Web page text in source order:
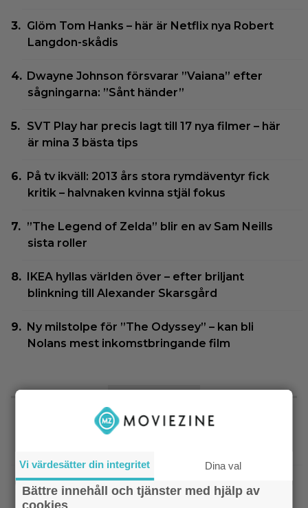
Glöm Tom Hanks – här är Netflix nya Robert
Langdon-skådis
Dwayne Johnson försvarar ”Vaiana” efter
sågningarna: ”Sånt händer”
SVT Play har precis lagt till 17 nya filmer – här
är mina 3 bästa tips
På tv ikväll: 2013 års stora rymdäventyr fick
kritik – halvnaken kvinna stjäl fokus
”The Legend of Zelda” blir en av Sam Neills
sista roller
IKEA hyllas världen över – efter briljant
blinkning till Alexander Skarsgård
Ny milstolpe för ”The Odyssey” – kan bli
Nolans mest inkomstbringande film
”Hajen” i topp när Empires läsare
Exklusivt|”Svärtan”-stjärnan Linus Rogsgård om
sina favoritserier: ”En av de bästa…”
Vi värdesätter din integritet Dina val
Bättre innehåll och tjänster med hjälp av
cookies